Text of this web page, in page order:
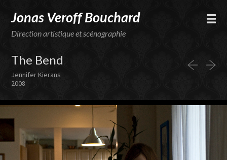
Jonas Veroff Bouchard
Direction artistique et scénographie
The Bend
Jennifer Kierans
2008